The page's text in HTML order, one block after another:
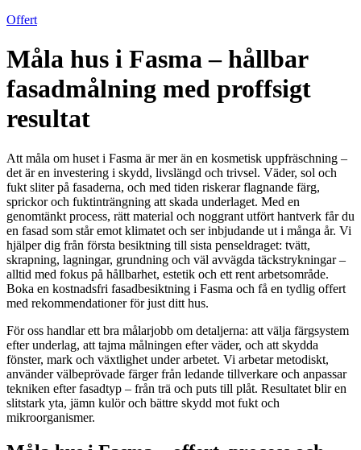
Offert
Måla hus i Fasma – hållbar
fasadmålning med proffsigt
resultat
Att måla om huset i Fasma är mer än en kosmetisk uppfräschning –
det är en investering i skydd, livslängd och trivsel. Väder, sol och
fukt sliter på fasaderna, och med tiden riskerar flagnande färg,
sprickor och fuktinträngning att skada underlaget. Med en
genomtänkt process, rätt material och noggrant utfört hantverk får du
en fasad som står emot klimatet och ser inbjudande ut i många år. Vi
hjälper dig från första besiktning till sista penseldraget: tvätt,
skrapning, lagningar, grundning och väl avvägda täckstrykningar –
alltid med fokus på hållbarhet, estetik och ett rent arbetsområde.
Boka en kostnadsfri fasadbesiktning i Fasma och få en tydlig offert
med rekommendationer för just ditt hus.
För oss handlar ett bra målarjobb om detaljerna: att välja färgsystem
efter underlag, att tajma målningen efter väder, och att skydda
fönster, mark och växtlighet under arbetet. Vi arbetar metodiskt,
använder välbeprövade färger från ledande tillverkare och anpassar
tekniken efter fasadtyp – från trä och puts till plåt. Resultatet blir en
slitstark yta, jämn kulör och bättre skydd mot fukt och
mikroorganismer.